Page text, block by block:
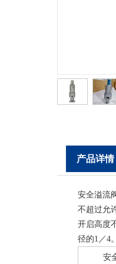
产品详情
安全溢流
不超过允
开启高度
径的1／4
安